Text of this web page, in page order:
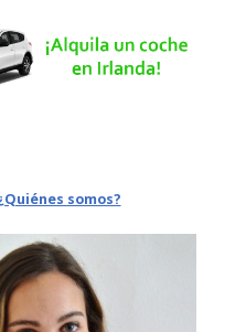
somos?